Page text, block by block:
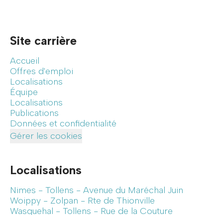
Site carrière
Accueil
Offres d'emploi
Localisations
Équipe
Localisations
Publications
Données et confidentialité
Gérer les cookies
Localisations
Nimes - Tollens - Avenue du Maréchal Juin
Woippy - Zolpan - Rte de Thionville
Wasquehal - Tollens - Rue de la Couture